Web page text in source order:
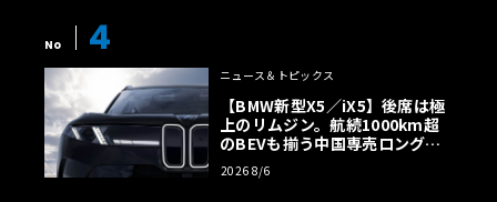
No 4
ニュース＆トピックス
【BMW新型X5／iX5】後席は極
上のリムジン。航続1000km超
のBEVも揃う中国専売ロング仕
様の全貌
2026 8/6